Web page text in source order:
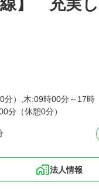
線】 充実
分）,木:09時00分～17時
分（休憩0分）
法人情報